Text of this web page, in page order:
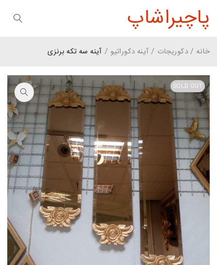
پاچیراشاپ
خانه / دکوریجات / آینه دکوراتیو / آینه سه تکه برنزی
SOLD OUT